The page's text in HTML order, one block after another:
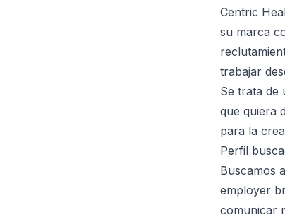
Centric
su marca
trabajar
Se trata de
que quiera
para la
Perfil
Buscamos
employer
comunicar